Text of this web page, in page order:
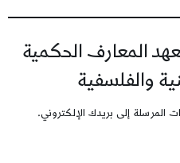
المعارف الحكمية
والفلسفية
المرسلة إلى بريدك الإلكتروني.